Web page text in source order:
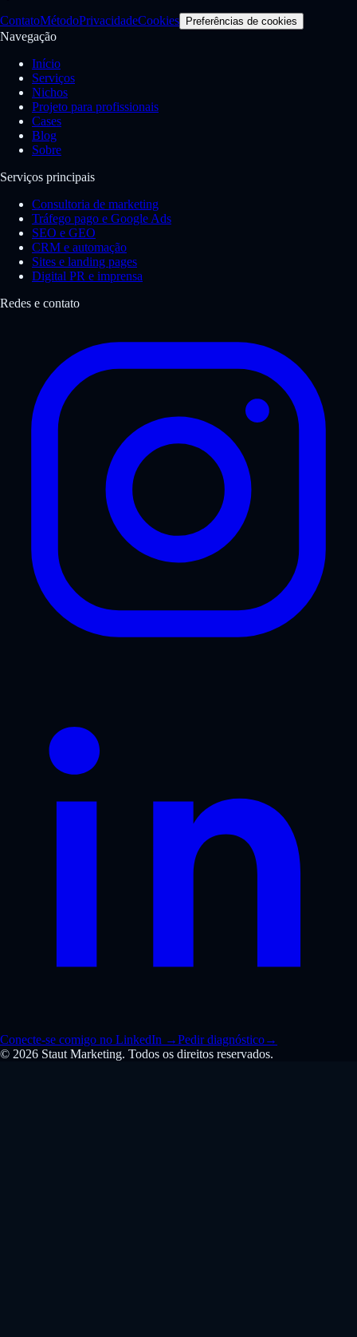
ContatoMétodoPrivacidadeCookies Preferências de cookies
Navegação
Início
Serviços
Nichos
Projeto para profissionais
Cases
Blog
Sobre
Serviços principais
Consultoria de marketing
Tráfego pago e Google Ads
SEO e GEO
CRM e automação
Sites e landing pages
Digital PR e imprensa
Redes e contato
Conecte-se comigo no LinkedIn →Pedir diagnóstico→
© 2026 Staut Marketing. Todos os direitos reservados.